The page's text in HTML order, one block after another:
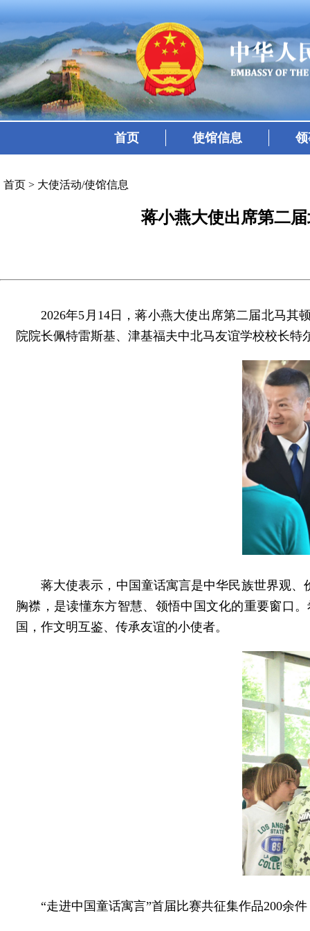
首页 使馆信息
首页 > 大使活动/使馆信息
蒋小燕大使出席第二
2026年5月14日，蒋小燕大使出席第二届北马
院院长佩特雷斯基、津基福夫中北马友谊学校校长特
蒋大使表示，中国童话寓言是中华民族世界观
胸襟，是读懂东方智慧、领悟中国文化的重要窗口
国，作文明互鉴、传承友谊的小使者。
“走进中国童话寓言”首届比赛共征集作品200余